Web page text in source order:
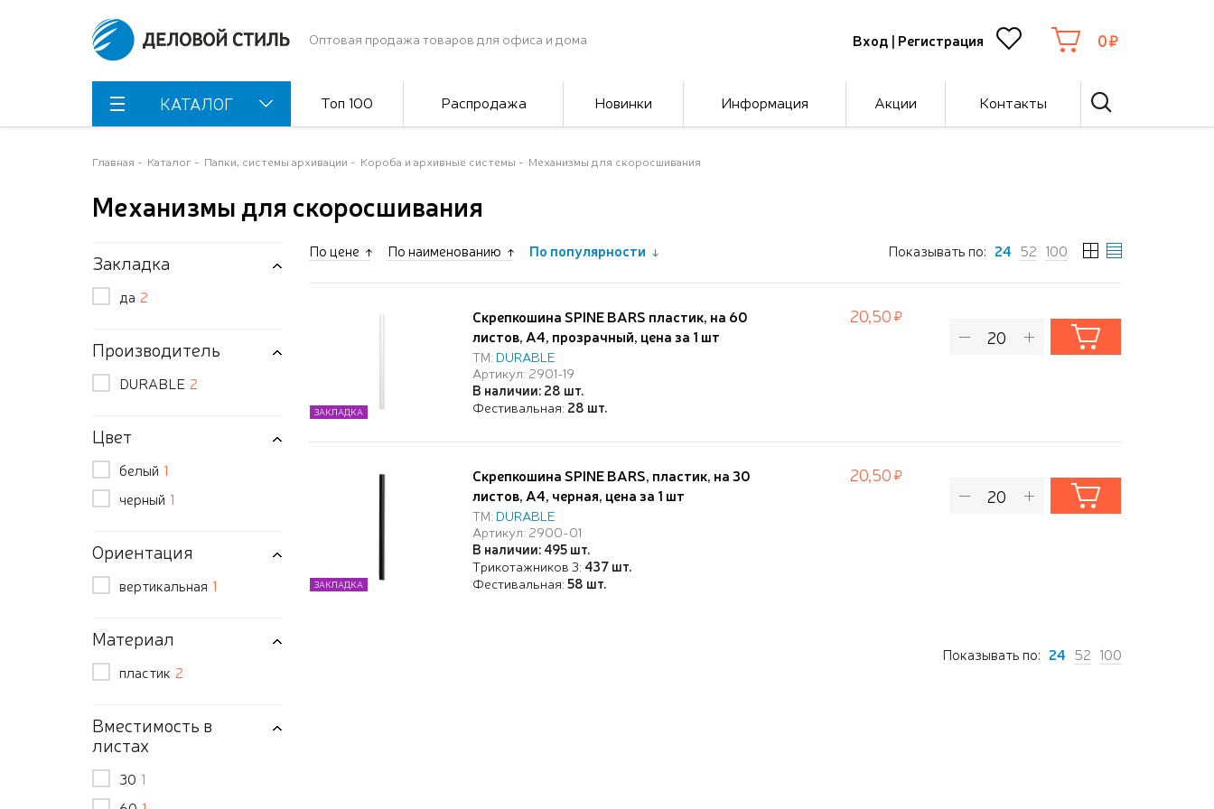
Оптовая продажа товаров для офиса и дома Вход | Регистрация 0
КАТАЛОГ Топ 100 Распродажа Новинки Информация Акции Контакты
Главная Каталог Папки, системы архивации Короба и архивные системы Механизмы для скоросшивания
Механизмы для скоросшивания
Закладка
да 2
Производитель
DURABLE 2
Цвет
белый 1
черный 1
Ориентация
вертикальная 1
Материал
пластик 2
Вместимость в
листах
30 1
По цене По наименованию По популярности Показывать по: 24 52 100
Скрепкошина SPINE BARS пластик, на 60
листов, А4, прозрачный, цена за 1 шт
ТМ: DURABLE
Артикул: 2901-19
В наличии: 28 шт.
Фестивальная: 28 шт.
ЗАКЛАДКА
20,50
Скрепкошина SPINE BARS, пластик, на 30
листов, А4, черная, цена за 1 шт
ТМ: DURABLE
Артикул: 2900-01
В наличии: 495 шт.
Трикотажников 3: 437 шт.
Фестивальная:58 шт.
ЗАКЛАДКА
20,50
Показывать по: 24 52 100